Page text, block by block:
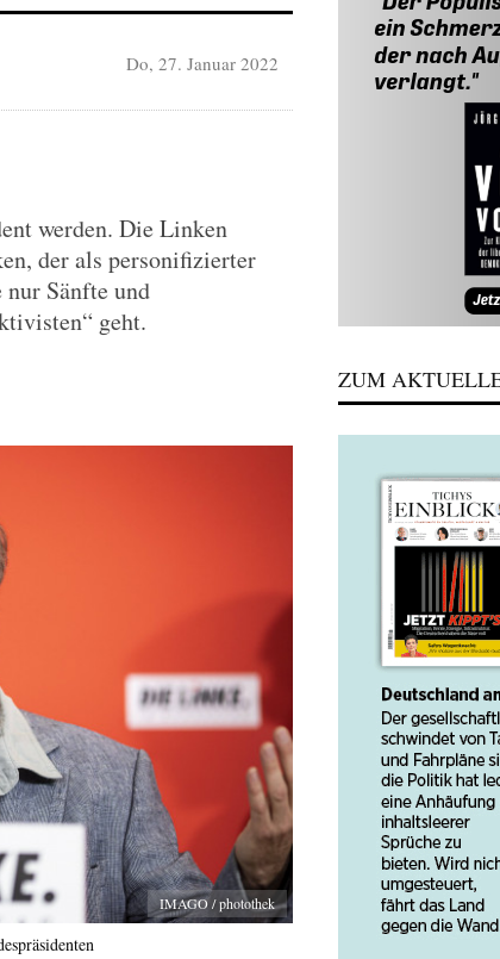
Do, 27. Januar 2022
werden. Die Linken
der als personifizierter
Sänfte und
geht.
IMAGO / photothek
ZUM